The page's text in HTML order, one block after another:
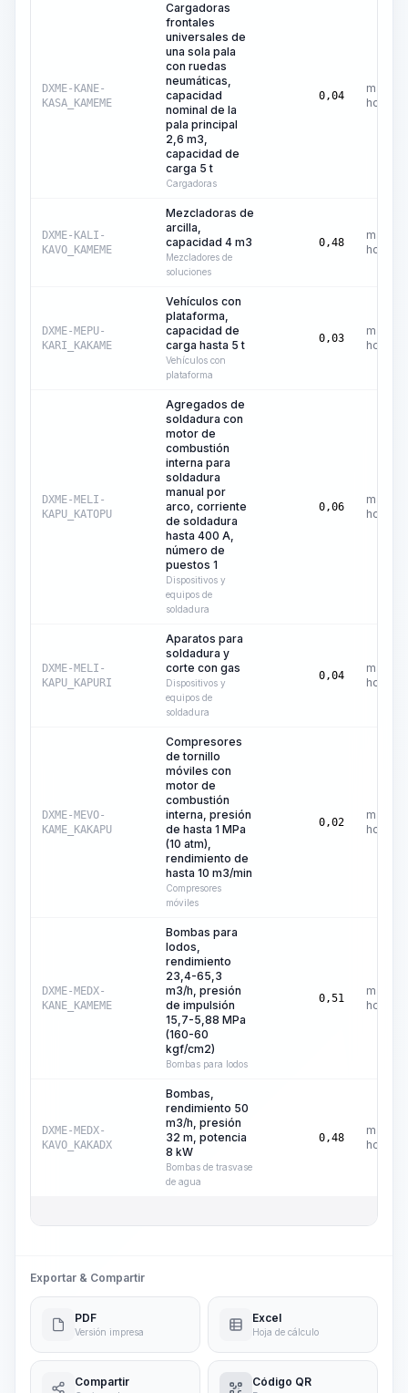
DXME-KANE-
KASA_KAMEME
Cargadoras
frontales
universales de
una sola pala
con ruedas
neumáticas,
capacidad
nominal de la
pala principal
2,6 m3,
capacidad de
carga 5 t
Cargadoras
0,04
hora
DXME-KALI-
KAVO_KAMEME
Mezcladoras de
arcilla,
capacidad 4 m3
Mezcladores de
soluciones
0,48
hora
DXME-MEPU-
KARI_KAKAME
Vehículos con
plataforma,
capacidad de
carga hasta 5 t
Vehículos con
plataforma
0,03
hora
DXME-MELI-
KAPU_KATOPU
Agregados de
soldadura con
motor de
combustión
interna para
soldadura
manual por
arco, corriente
de soldadura
hasta 400 A,
número de
puestos 1
Dispositivos y
equipos de
soldadura
0,06
hora
DXME-MELI-
KAPU_KAPURI
Aparatos para
soldadura y
corte con gas
Dispositivos y
equipos de
soldadura
0,04
hora
DXME-MEVO-
KAME_KAKAPU
Compresores
de tornillo
móviles con
motor de
combustión
interna, presión
de hasta 1 MPa
(10 atm),
rendimiento de
hasta 10 m3/min
Compresores
móviles
0,02
hora
DXME-MEDX-
KANE_KAMEME
Bombas para
lodos,
rendimiento
23,4-65,3
m3/h, presión
de impulsión
15,7-5,88 MPa
(160-60
kgf/cm2)
Bombas para lodos
0,51
hora
DXME-MEDX-
KAVO_KAKADX
Bombas,
rendimiento 50
m3/h, presión
32 m, potencia
8 kW
Bombas de trasvase
de agua
0,48
hora
Exportar & Compartir
PDF
Versión impresa
Excel
Hoja de cálculo
Compartir Código QR